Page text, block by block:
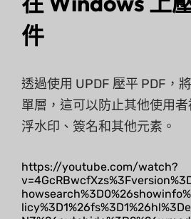
件
透過使用 UPDF 壓平 PDF，
單層，這可以防止其他使用者
浮水印、簽名和其他元素。
https://youtube.com/watch?